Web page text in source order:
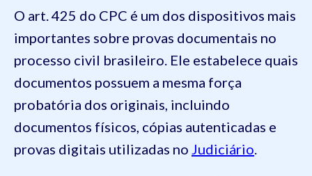
O art. 425 do CPC é um dos dispositivos mais
importantes sobre provas documentais no
processo civil brasileiro. Ele estabelece quais
documentos possuem a mesma força
probatória dos originais, incluindo
documentos físicos, cópias autenticadas e
provas digitais utilizadas no Judiciário.